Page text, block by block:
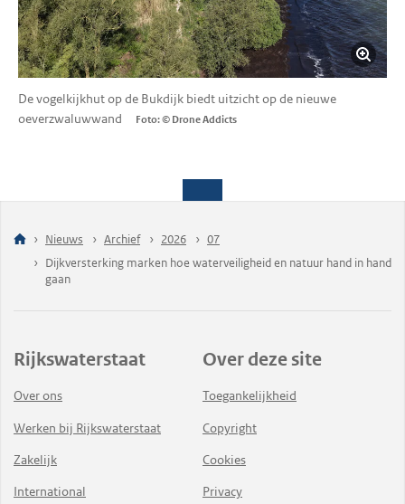
De vogelkijkhut op de Bukdijk biedt uitzicht op de nieuwe
oeverzwaluwwand
Foto: © Drone Addicts
Nieuws Archief 2026
07
Dijkversterking marken hoe waterveiligheid en natuur hand in hand
gaan
Rijkswaterstaat
Over ons
Werken bij Rijkswaterstaat
Zakelijk
International
Over deze site
Toegankelijkheid
Copyright
Cookies
Privacy